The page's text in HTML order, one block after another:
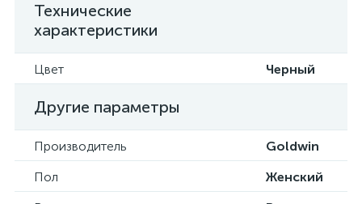
Технические
характеристики
Цвет Черный
Другие параметры
Производитель
Goldwin
Пол
Женский